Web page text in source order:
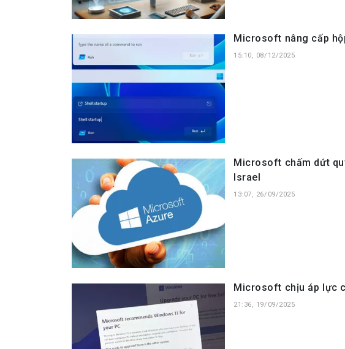
Microsoft nâng cấp
15:10, 08/12/2025
Microsoft chấm dứt
Israel
13:07, 26/09/2025
Microsoft chịu áp lực
21:36, 19/09/2025